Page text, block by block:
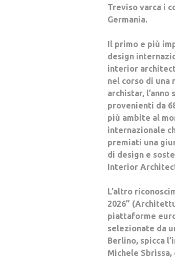
Treviso varca i
Germania.
Il primo e più
design
interior
nel corso di
archistar, l’anno
provenienti da
più ambite al
internazionale
premiati una
di design e
Interior
L’altro
2026”
piattaforme
selezionate da
Berlino, spicca
Michele